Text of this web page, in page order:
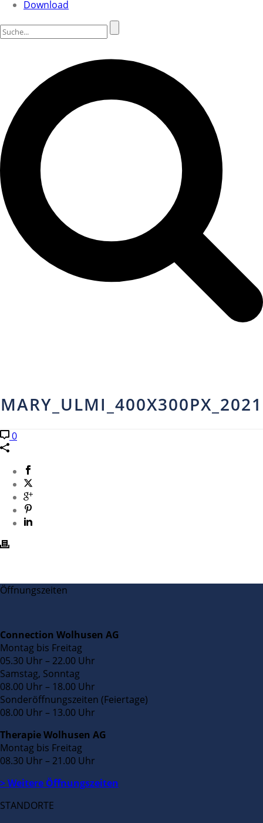
Download
MARY_ULMI_400X300PX_2021
0
Öffnungszeiten
Connection Wolhusen AG
Montag bis Freitag
05.30 Uhr – 22.00 Uhr
Samstag, Sonntag
08.00 Uhr – 18.00 Uhr
Sonderöffnungszeiten (Feiertage)
08.00 Uhr – 13.00 Uhr
Therapie Wolhusen AG
Montag bis Freitag
08.30 Uhr – 21.00 Uhr
> Weitere Öffnungszeiten
STANDORTE